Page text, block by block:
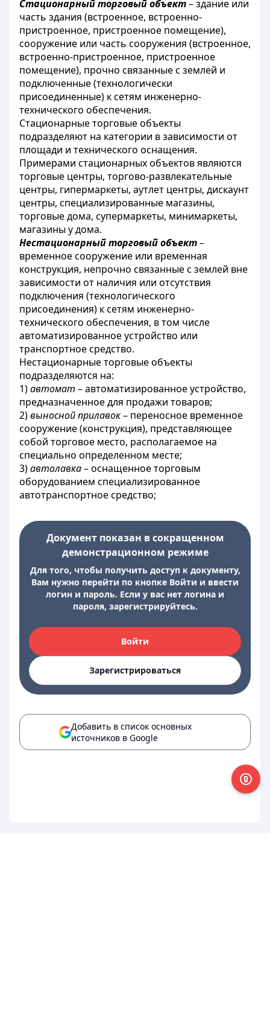
Стационарный торговый объект– здание или
часть здания (встроенное, встроенно-
пристроенное, пристроенное помещение),
сооружение или часть сооружения (встроенное,
встроенно-пристроенное, пристроенное
помещение), прочно связанные с землей и
подключенные (технологически
присоединенные) к сетям инженерно-
технического обеспечения.
Стационарные торговые объекты
подразделяют на категории в зависимости от
площади и технического оснащения.
Примерами стационарных объектов являются
торговые центры, торгово-развлекательные
центры, гипермаркеты, аутлет центры, дискаунт
центры, специализированные магазины,
торговые дома, супермаркеты, минимаркеты,
магазины у дома.
Нестационарный торговый объект–
временное сооружение или временная
конструкция, непрочно связанные с землей вне
зависимости от наличия или отсутствия
подключения (технологического
присоединения) к сетям инженерно-
технического обеспечения, в том числе
автоматизированное устройство или
транспортное средство.
Нестационарные торговые объекты
подразделяются на:
1)автомат – автоматизированное устройство,
предназначенное для продажи товаров;
2)выносной прилавок– переносное временное
сооружение (конструкция), представляющее
собой торговое место, располагаемое на
специально определенном месте;
3)автолавка– оснащенное торговым
оборудованием специализированное
автотранспортное средство;
Документ показан в сокращенном
демонстрационном режиме
Для того, чтобы получить доступ к документу,
Вам нужно перейти по кнопке Войти и ввести
логин и пароль. Если у вас нет логина и
пароля, зарегистрируйтесь.
Войти
Зарегистрироваться
Добавить в список основных
источников в Google